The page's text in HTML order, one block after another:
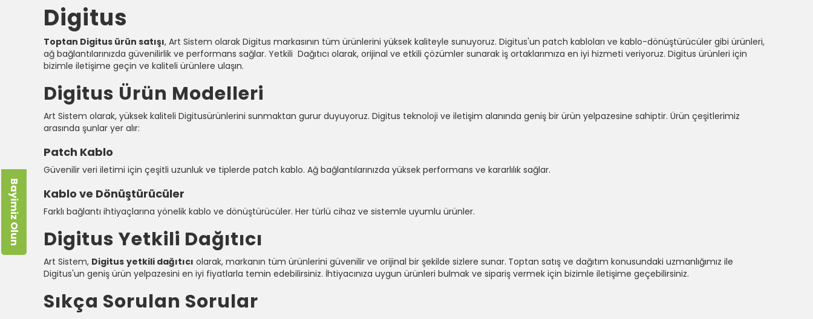
Digitus
Toptan Digitus ürün satışı, Art Sistem olarak Digitus markasının tüm ürünlerini yüksek kaliteyle sunuyoruz. Digitus'un patch kabloları ve kablo-dönüştürücüler gibi ürünleri,
ağ bağlantılarınızda güvenilirlik ve performans sağlar. Yetkili Dağıtıcı olarak, orijinal ve etkili çözümler sunarak iş ortaklarımıza en iyi hizmeti veriyoruz. Digitus ürünleri için
bizimle iletişime geçin ve kaliteli ürünlere ulaşın.
Digitus Ürün Modelleri
Art Sistem olarak, yüksek kaliteli Digitusürünlerini sunmaktan gurur duyuyoruz. Digitus teknoloji ve iletişim alanında geniş bir ürün yelpazesine sahiptir. Ürün çeşitlerimiz
arasında şunlar yer alır:
Patch Kablo
Güvenilir veri iletimi için çeşitli uzunluk ve tiplerde patch kablo. Ağ bağlantılarınızda yüksek performans ve kararlılık sağlar.
Kablo ve Dönüştürücüler
Farklı bağlantı ihtiyaçlarına yönelik kablo ve dönüştürücüler. Her türlü cihaz ve sistemle uyumlu ürünler.
Digitus ​Yetkili Dağıtıcı
Art Sistem, Digitus yetkili dağıtıcı olarak, markanın tüm ürünlerini güvenilir ve orijinal bir şekilde sizlere sunar. Toptan satış ve dağıtım konusundaki uzmanlığımız ile
Digitus'un geniş ürün yelpazesini en iyi fiyatlarla temin edebilirsiniz. İhtiyacınıza uygun ürünleri bulmak ve sipariş vermek için bizimle iletişime geçebilirsiniz.
Sıkça Sorulan Sorular
Bayimiz Olun